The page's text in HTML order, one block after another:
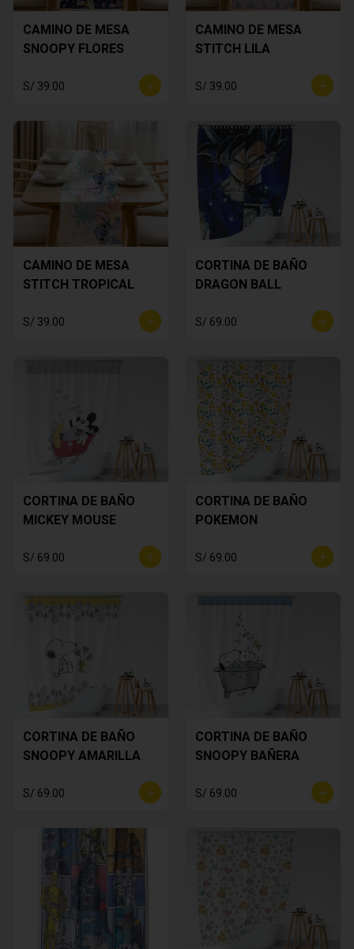
CAMINO DE MESA
SNOOPY FLORES
S/ 39.00
CAMINO DE MESA
STITCH LILA
S/ 39.00
CAMINO DE MESA
STITCH TROPICAL
S/ 39.00
CORTINA DE BAÑO
DRAGON BALL
S/ 69.00
CORTINA DE BAÑO
MICKEY MOUSE
S/ 69.00
CORTINA DE BAÑO
POKEMON
S/ 69.00
CORTINA DE BAÑO
SNOOPY AMARILLA
S/ 69.00
CORTINA DE BAÑO
SNOOPY BAÑERA
S/ 69.00